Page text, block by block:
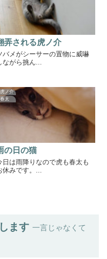
弄される虎ノ介
バメがシーサーの置物に威嚇
ながら挑ん...
虎ノ介
春太
の日の猫
日は雨降りなので虎も春太も
休みです。...
ます 一言じゃなくて